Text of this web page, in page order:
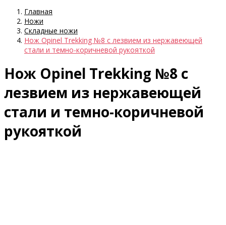
Главная
Ножи
Складные ножи
Нож Opinel Trekking №8 с лезвием из нержавеющей
стали и темно-коричневой рукояткой
Нож Opinel Trekking №8 с
лезвием из нержавеющей
стали и темно-коричневой
рукояткой